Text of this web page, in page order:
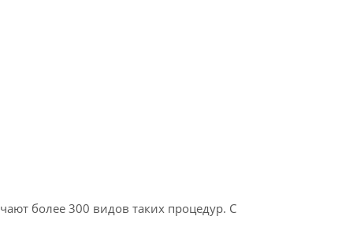
более 300 видов таких процедур. С